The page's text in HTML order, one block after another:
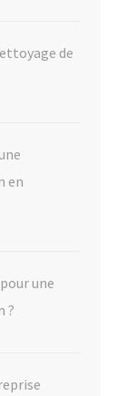
de
en
une
?